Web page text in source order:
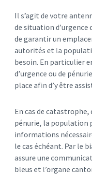
Il s’agit de votre
de situation
de garantir un
autorités et la
besoin. En particulier
d’urgence ou de
place afin d’y être
En cas de catastrophe,
pénurie, la population
informations
le cas échéant. Par le
assure une
bleus et l’organe